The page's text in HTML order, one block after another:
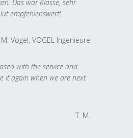
Das war Klasse, sehr
empfehlenswert!
M. Vogel, VOGEL Ingenieure
with the service and
it again when we are next
T. M.